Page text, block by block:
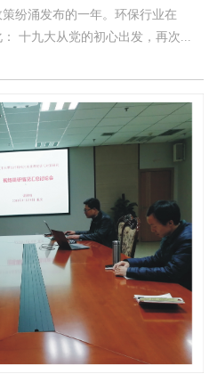
纷涌发布的一年。环保行业在
十九大从党的初心出发，再次...